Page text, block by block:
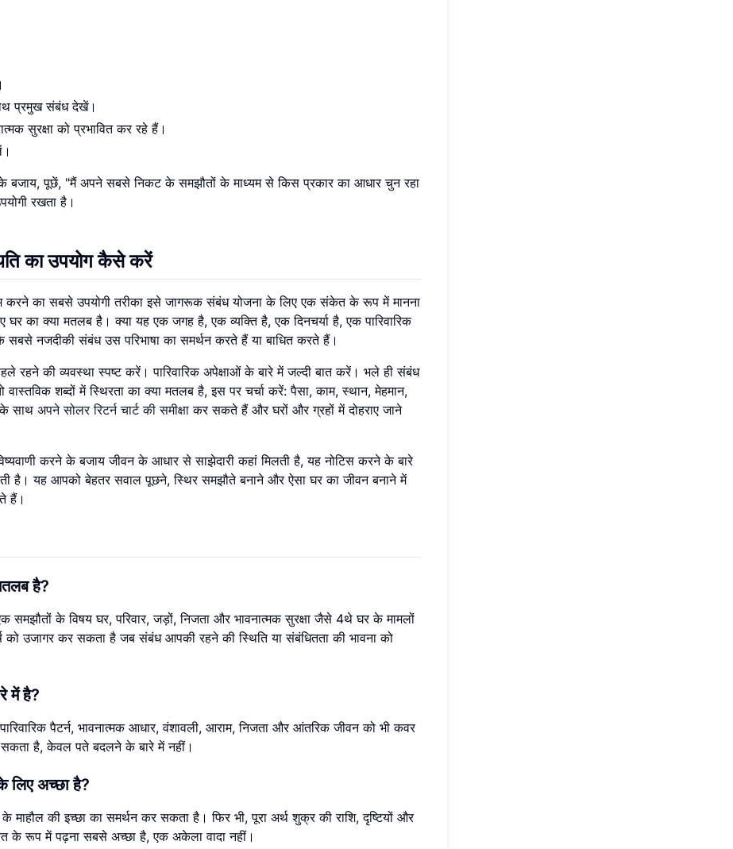
प्रमुख संबंध देखें।
सुरक्षा को प्रभावित कर रहे हैं।
बजाय, पूछें, "मैं अपने सबसे निकट के समझौतों के माध्यम से किस प्रकार का आधार चुन रहा
रखता है।
का उपयोग कैसे करें
का सबसे उपयोगी तरीका इसे जागरूक संबंध योजना के लिए एक संकेत के रूप में मानना
का क्या मतलब है। क्या यह एक जगह है, एक व्यक्ति है, एक दिनचर्या है, एक पारिवारिक
नजदीकी संबंध उस परिभाषा का समर्थन करते हैं या बाधित करते हैं।
रहने की व्यवस्था स्पष्ट करें। पारिवारिक अपेक्षाओं के बारे में जल्दी बात करें। भले ही संबंध
वास्तविक शब्दों में स्थिरता का क्या मतलब है, इस पर चर्चा करें: पैसा, काम, स्थान, मेहमान,
के साथ अपने सोलर रिटर्न चार्ट की समीक्षा कर सकते हैं और घरों और ग्रहों में दोहराए जाने
करने के बजाय जीवन के आधार से साझेदारी कहां मिलती है, यह नोटिस करने के बारे
है। यह आपको बेहतर सवाल पूछने, स्थिर समझौते बनाने और ऐसा घर का जीवन बनाने में
हैं।
है?
समझौतों के विषय घर, परिवार, जड़ों, निजता और भावनात्मक सुरक्षा जैसे 4थे घर के मामलों
को उजागर कर सकता है जब संबंध आपकी रहने की स्थिति या संबंधितता की भावना को
में है?
पैटर्न, भावनात्मक आधार, वंशावली, आराम, निजता और आंतरिक जीवन को भी कवर
सकता है, केवल पते बदलने के बारे में नहीं।
लिए अच्छा है?
की इच्छा का समर्थन कर सकता है। फिर भी, पूरा अर्थ शुक्र की राशि, दृष्टियों और
के रूप में पढ़ना सबसे अच्छा है, एक अकेला वादा नहीं।